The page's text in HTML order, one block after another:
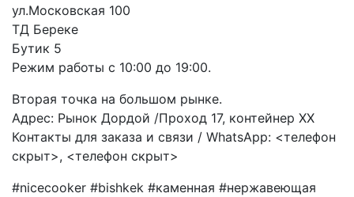
ул.Московская 100
ТД Береке
Бутик 5
Режим работы с 10:00 до 19:00.
Вторая точка на большом рынке.
Адрес: Рынок Дордой /Проход 17, контейнер XX
Контакты для заказа и связи / WhatsApp: <телефон
скрыт>, <телефон скрыт>
#nicecooker #bishkek #каменная #нержавеющая